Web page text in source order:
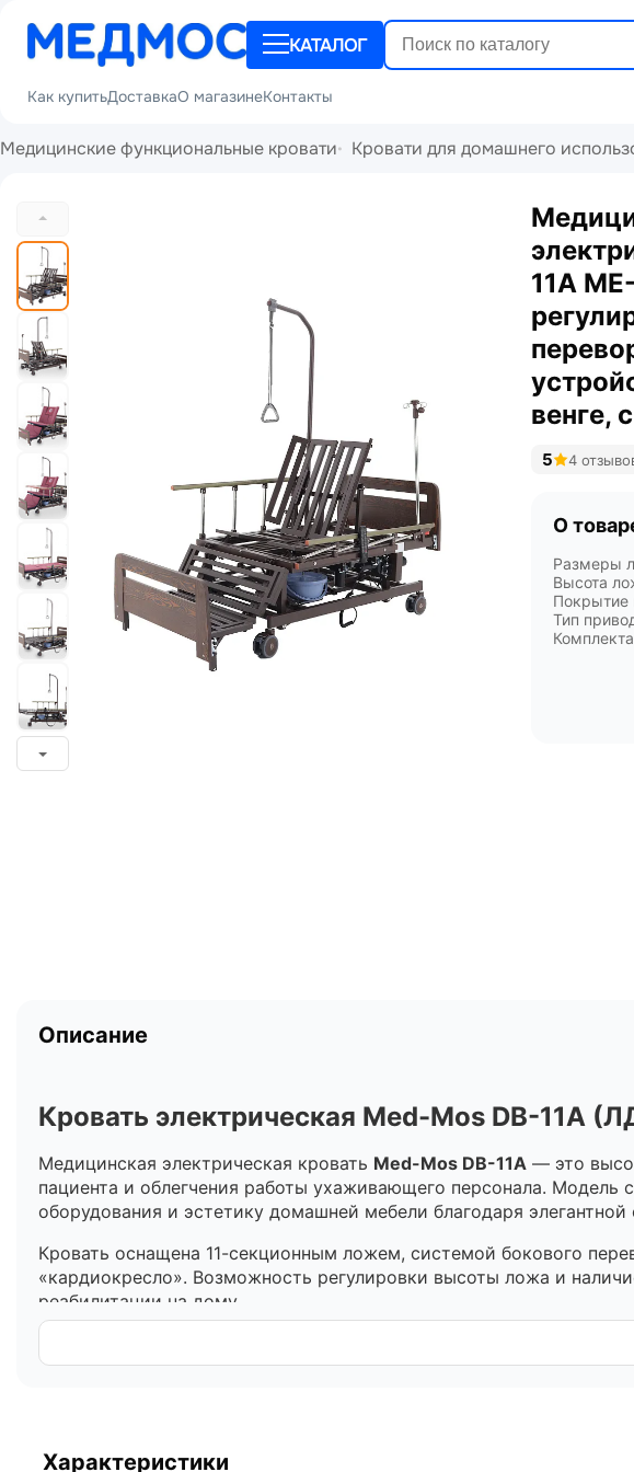
КАТАЛОГ
Как купитьДоставкаО магазинеКонтакты
Медицинские функциональные кровати Кровати для домашнего
11А
венге,
5 4
О
Размеры
Высота
Покрытие
Тип
Описание
Кровать электрическая Med-Mos DB-11А
Медицинская электрическая кровать Med-Mos DB-11А — это
пациента и облегчения работы ухаживающего персонала.
оборудования и эстетику домашней мебели благодаря элегантной
Кровать оснащена 11-секционным ложем, системой бокового
«кардиокресло». Возможность регулировки высоты ложа и
реабилитации на дому.
полноценного приема пищи, чтения или облегчения работы
Характеристики